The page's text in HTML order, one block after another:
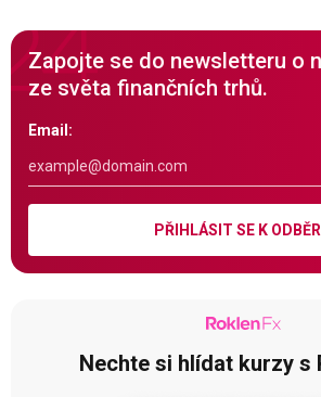
Zapojte se do newsletteru o
ze světa finančních trhů.
Email:
PŘIHLÁSIT SE K
Nechte si hlídat kurzy s